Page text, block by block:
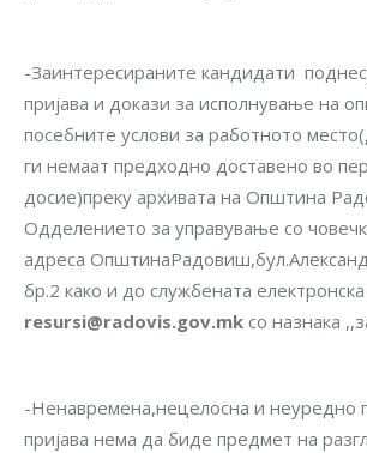
-Заинтересираните кандидати
пријава и докази за исполнување на
посебните услови за работното
ги немаат предходно доставено во
досие)преку архивата на Општина
Одделението за управување со
адреса
бр.2 како и до службената
resursi@radovis.gov.mk со назнака
-Ненавремена,нецелосна и неуредно
пријава нема да биде предмет на